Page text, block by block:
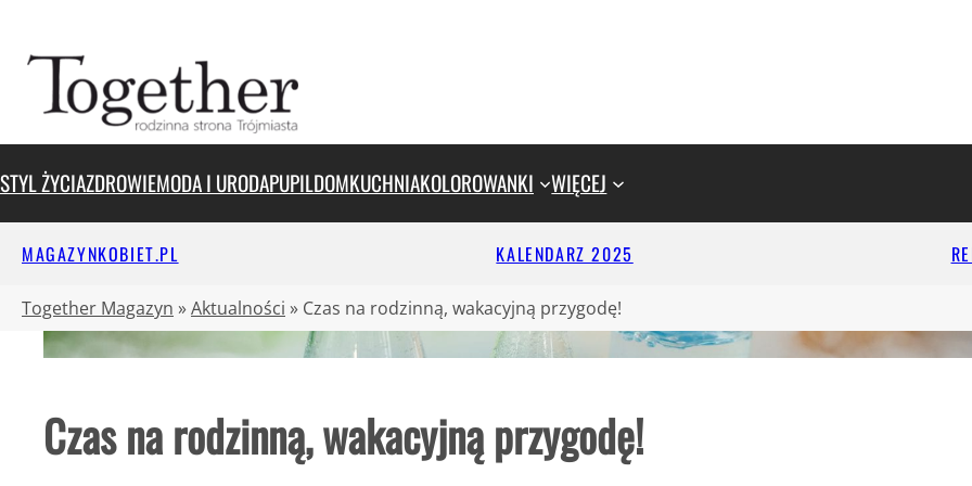
treści
STYL ŻYCIAZDROWIEMODA I URODAPUPILDOMKUCHNIAKOLOROWANKI WIĘCEJ
MAGAZYNKOBIET.PL KALENDARZ 2025
Together Magazyn »Aktualności » Czas na rodzinną, wakacyjną przygodę!
Czas na rodzinną, wakacyjną przygodę!